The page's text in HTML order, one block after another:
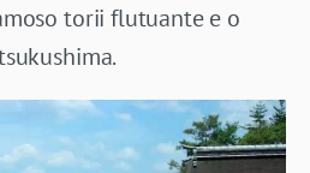
torii flutuante e o